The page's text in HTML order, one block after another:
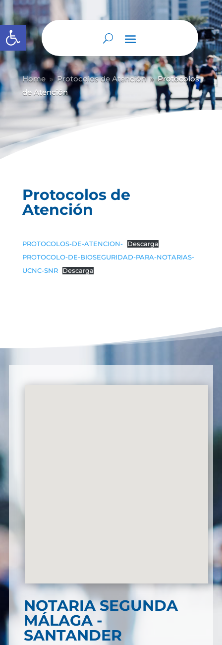
Abrir barra de herramientas
Home 9 Protocolos de Atención 9 Protocolos
de Atención
Protocolos de
Atención
PROTOCOLOS-DE-ATENCION-
Descarga
PROTOCOLO-DE-BIOSEGURIDAD-PARA-NOTARIAS-
UCNC-SNR
Descarga
NOTARIA SEGUNDA
MÁLAGA -
SANTANDER